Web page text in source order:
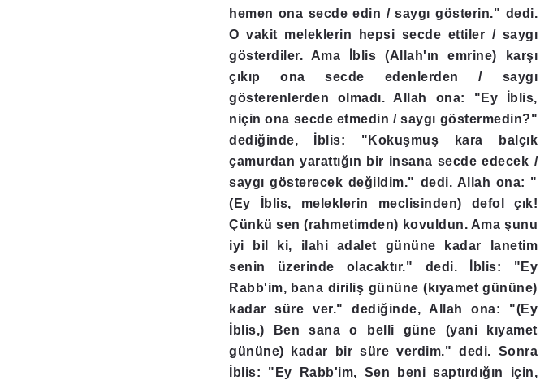
hemen ona secde edin / saygı gösterin." dedi.
O vakit meleklerin hepsi secde ettiler / saygı
gösterdiler. Ama İblis (Allah'ın emrine) karşı
çıkıp ona secde edenlerden / saygı
gösterenlerden olmadı. Allah ona: "Ey İblis,
niçin ona secde etmedin / saygı göstermedin?"
dediğinde, İblis: "Kokuşmuş kara balçık
çamurdan yarattığın bir insana secde edecek /
saygı gösterecek değildim." dedi. Allah ona: "
(Ey İblis, meleklerin meclisinden) defol çık!
Çünkü sen (rahmetimden) kovuldun. Ama şunu
iyi bil ki, ilahi adalet gününe kadar lanetim
senin üzerinde olacaktır." dedi. İblis: "Ey
Rabb'im, bana diriliş gününe (kıyamet gününe)
kadar süre ver." dediğinde, Allah ona: "(Ey
İblis,) Ben sana o belli güne (yani kıyamet
gününe) kadar bir süre verdim." dedi. Sonra
İblis: "Ey Rabb'im, Sen beni saptırdığın için,